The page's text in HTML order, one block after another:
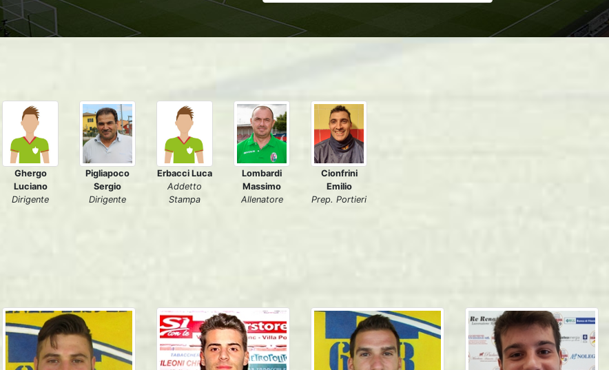
Ghergo
Luciano
Dirigente
Pigliapoco
Sergio
Dirigente
Erbacci Luca
Addetto
Stampa
Lombardi
Massimo
Allenatore
Cionfrini
Emilio
Prep. Portieri